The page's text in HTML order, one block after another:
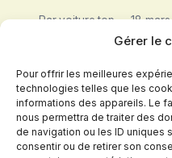
Gérer le
Pour offrir les meilleures
technologies telles que les
informations des appareils. Le
nous permettra de traiter des
de navigation ou les ID uniques
consentir ou de retirer son
Parvoiture.top 18